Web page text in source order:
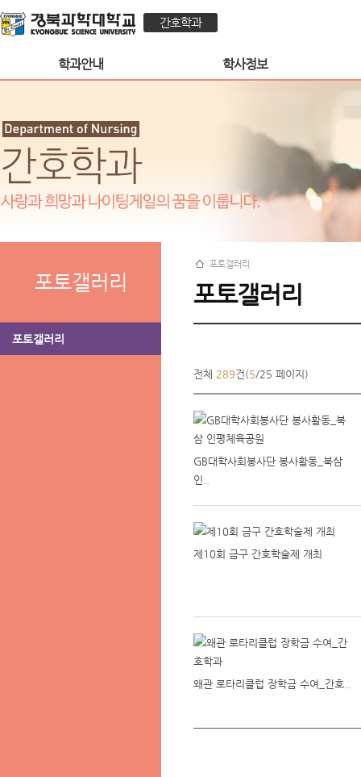
간호학과
학과안내 학사정보
포토갤러리
포토갤러리
포토갤러리
포토갤러리
전체 289건(5/25 페이지)
GB대학사회봉사단 봉사활동_북삼
인..
제10회 금구 간호학술제 개최
왜관 로타리클럽 장학금 수여_간호..